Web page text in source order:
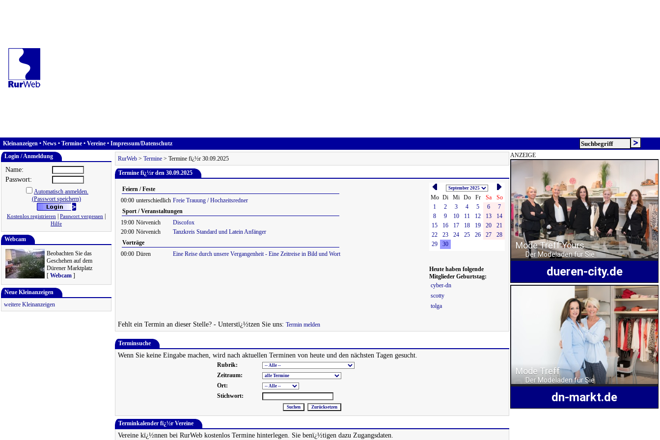
Kleinanzeigen • News • Termine • Vereine • Impressum/Datenschutz
Login / Anmeldung
Name:
Passwort:
Automatisch anmelden.
(Passwort speichern)
Kostenlos registrieren Passwort vergessen
Hilfe
Webcam
Beobachten Sie das
Geschehen auf dem
Dürener Marktplatz
[ Webcam ]
Neue Kleinanzeigen
weitere Kleinanzeigen
RurWeb > Termine > Termine fï¿½r 30.09.2025
Termine fï¿½r den 30.09.2025
Feiern / Feste
00:00 unterschiedlich Freie Trauung / Hochzeitsredner
Sport / Veranstaltungen
19:00 Nörvenich
Discofox
20:00 Nörvenich
Tanzkreis Standard und Latein Anfänger
Vorträge
00:00 Düren Eine Reise durch unsere Vergangenheit - Eine Zeitreise in Bild und Wort
Mo Di Mi Do Fr Sa
So
1
2 3 4 5 6
7
8
9 10 11 12 13
14
15
16 17 18 19 20
21
22
23 24 25 26 27
28
29
30
Heute haben folgende
Mitglieder Geburtstag:
cyber-dn
scotty
tolga
Fehlt ein Termin an dieser Stelle? - Unterstï¿½tzen Sie uns: Termin melden
Terminsuche
Wenn Sie keine Eingabe machen, wird nach aktuellen Terminen von heute und den nächsten Tagen gesucht.
Rubrik:
Zeitraum:
Ort:
Stichwort:
Terminkalender fï¿½r Vereine
Vereine kï¿½nnen bei RurWeb kostenlos Termine hinterlegen. Sie benï¿½tigen dazu Zugangsdaten.
ANZEIGE